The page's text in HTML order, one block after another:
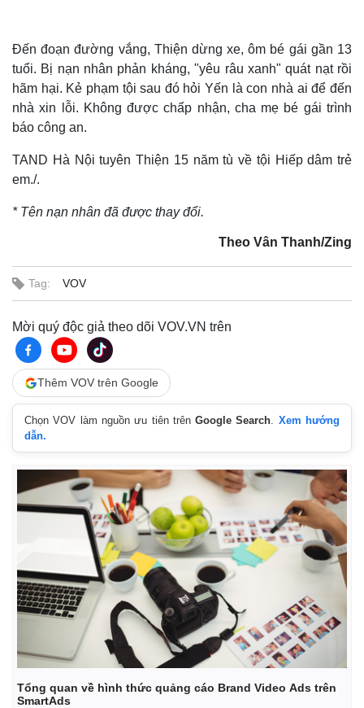
Thế giới
Cuộc sống đó đây
Hồ sơ
Multimedia
Video
Ảnh
E-Magazine
Infographic
Đến đoạn đường vắng, Thiện dừng xe, ôm bé gái gần 13
tuổi. Bị nạn nhân phản kháng, "yêu râu xanh" quát nạt rồi
hãm hại. Kẻ phạm tội sau đó hỏi Yến là con nhà ai để đến
nhà xin lỗi. Không được chấp nhận, cha mẹ bé gái trình
báo công an.
TAND Hà Nội tuyên Thiện 15 năm tù về tội Hiếp dâm trẻ
em./.
* Tên nạn nhân đã được thay đổi.
Theo Vân Thanh/Zing
Tag: VOV
Mời quý độc giả theo dõi VOV.VN trên
Thêm VOV trên Google
Chọn VOV làm nguồn ưu tiên trênGoogle Search. Xem hướng
dẫn.
Tổng quan về hình thức quảng cáo Brand Video Ads trên
SmartAds